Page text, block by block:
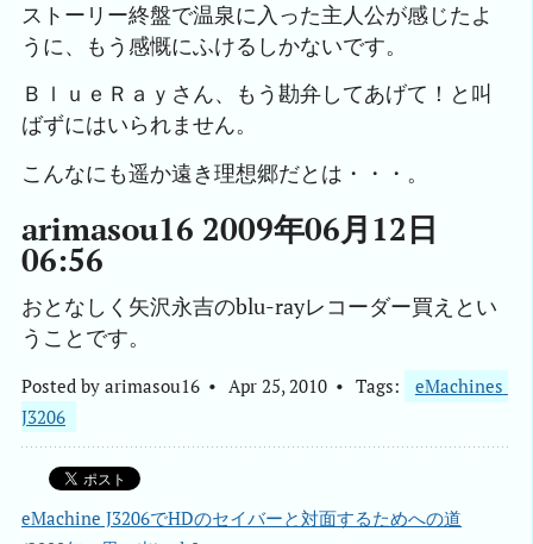
ストーリー終盤で温泉に入った主人公が感じたよ
うに、もう感慨にふけるしかないです。
ＢｌｕｅＲａｙさん、もう勘弁してあげて！と叫
ばずにはいられません。
こんなにも遥か遠き理想郷だとは・・・。
arimasou16 2009年06月12日
06:56
おとなしく矢沢永吉のblu-rayレコーダー買えとい
うことです。
Posted by arimasou16 Apr 25, 2010 Tags:
eMachines
J3206
eMachine J3206でHDのセイバーと対面するためへの道